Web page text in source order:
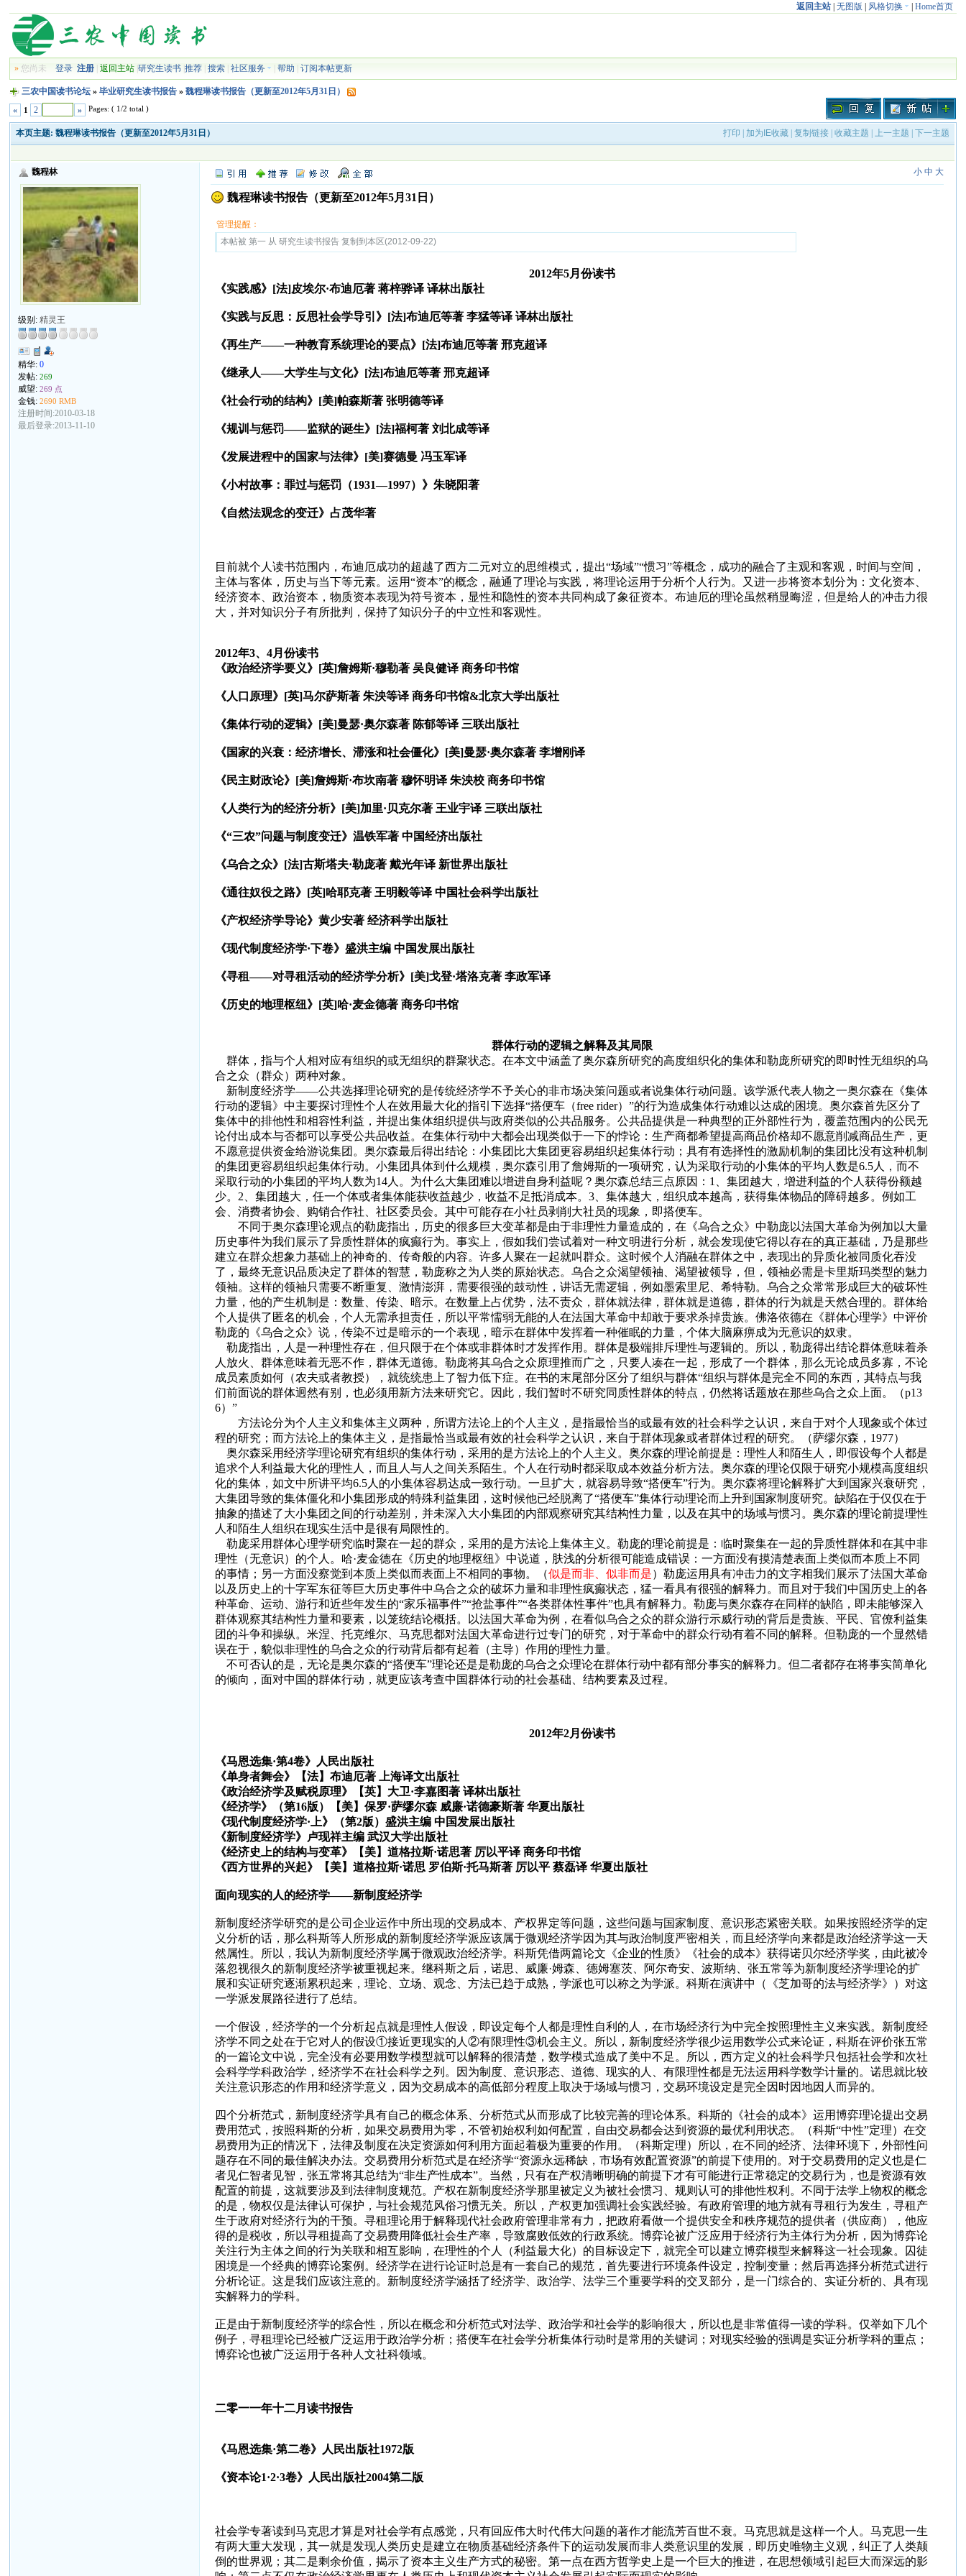
返回主站| 无图版 风格切换 Home首页
» 您尚未登录 注册 |返回主站 |研究生读书 |推荐 |搜索 |社区服务 |帮助 |订阅本帖更新
三农中国读书论坛 »毕业研究生读书报告 »魏程琳读书报告（更新至2012年5月31日）
«
1 2 » Pages: ( 1/2 total )
本页主题: 魏程琳读书报告（更新至2012年5月31日） 打印 加为IE收藏 |复制链接 |收藏主题 |上一主题 |下一主题
魏程林
级别:精灵王
精华:0
发帖:269
威望:269 点
金钱:2690 RMB
注册时间:2010-03-18
最后登录:2013-11-10
小 中 大
魏程琳读书报告（更新至2012年5月31日）
管理提醒：
本帖被 第一 从 研究生读书报告 复制到本区(2012-09-22)
2012年5月份读书
《实践感》[法]皮埃尔·布迪厄著 蒋梓骅译 译林出版社
《实践与反思：反思社会学导引》[法]布迪厄等著 李猛等译 译林出版社
《再生产——一种教育系统理论的要点》[法]布迪厄等著 邢克超译
《继承人——大学生与文化》[法]布迪厄等著 邢克超译
《社会行动的结构》[美]帕森斯著 张明德等译
《规训与惩罚——监狱的诞生》[法]福柯著 刘北成等译
《发展进程中的国家与法律》[美]赛德曼 冯玉军译
《小村故事：罪过与惩罚（1931—1997）》朱晓阳著
《自然法观念的变迁》占茂华著
目前就个人读书范围内，布迪厄成功的超越了西方二元对立的思维模式，提出“场域”“惯习”等概念，成功的融合了主观和客观，时间与空间，
主体与客体，历史与当下等元素。运用“资本”的概念，融通了理论与实践，将理论运用于分析个人行为。又进一步将资本划分为：文化资本、
经济资本、政治资本，物质资本表现为符号资本，显性和隐性的资本共同构成了象征资本。布迪厄的理论虽然稍显晦涩，但是给人的冲击力很
大，并对知识分子有所批判，保持了知识分子的中立性和客观性。
2012年3、 4月份读书
《政治经济学要义》 [英]詹姆斯·穆勒著 吴良健译 商务印书馆
《人口原理》 [英]马尔萨斯著 朱泱等译 商务印书馆&北京大学出版社
《集体行动的逻辑》 [美]曼瑟·奥尔森著 陈郁等译 三联出版社
《国家的兴衰：经济增长、滞涨和社会僵化》 [美]曼瑟·奥尔森著 李增刚译
《民主财政论》 [美]詹姆斯·布坎南著 穆怀明译 朱泱校 商务印书馆
《人类行为的经济分析》 [美]加里·贝克尔著 王业宇译 三联出版社
《“三农”问题与制度变迁》温铁军著 中国经济出版社
《乌合之众》 [法]古斯塔夫·勒庞著 戴光年译 新世界出版社
《通往奴役之路》 [英]哈耶克著 王明毅等译 中国社会科学出版社
《产权经济学导论》黄少安著 经济科学出版社
《现代制度经济学·下卷》盛洪主编 中国发展出版社
《寻租——对寻租活动的经济学分析》 [美]戈登·塔洛克著 李政军译
《历史的地理枢纽》 [英]哈·麦金德著 商务印书馆
群体行动的逻辑之解释及其局限
群体，指与个人相对应有组织的或无组织的群聚状态。在本文中涵盖了奥尔森所研究的高度组织化的集体和勒庞所研究的即时性无组织的乌
合之众（群众）两种对象。
新制度经济学——公共选择理论研究的是传统经济学不予关心的非市场决策问题或者说集体行动问题。该学派代表人物之一奥尔森在《集体
行动的逻辑》中主要探讨理性个人在效用最大化的指引下选择“搭便车（free rider）”的行为造成集体行动难以达成的困境。奥尔森首先区分了
集体中的排他性和相容性利益，并提出集体组织提供与政府类似的公共品服务。公共品提供是一种典型的正外部性行为，覆盖范围内的公民无
论付出成本与否都可以享受公共品收益。在集体行动中大都会出现类似于一下的悖论：生产商都希望提高商品价格却不愿意削减商品生产，更
不愿意提供资金给游说集团。奥尔森最后得出结论：小集团比大集团更容易组织起集体行动；具有有选择性的激励机制的集团比没有这种机制
的集团更容易组织起集体行动。小集团具体到什么规模，奥尔森引用了詹姆斯的一项研究，认为采取行动的小集体的平均人数是6.5人，而不
采取行动的小集团的平均人数为14人。为什么大集团难以增进自身利益呢？奥尔森总结三点原因： 1
、集团越大，增进利益的个人获得份额越
少。 2 、集团越大，任一个体或者集体能获收益越少，收益不足抵消成本。 3、集体越大，组织成本越高，获得集体物品的障碍越多。例如工
会、消费者协会、购销合作社、社区委员会。其中可能存在小社员剥削大社员的现象，即搭便车。
不同于奥尔森理论观点的勒庞指出，历史的很多巨大变革都是由于非理性力量造成的，在《乌合之众》中勒庞以法国大革命为例加以大量
历史事件为我们展示了异质性群体的疯癫行为。事实上，假如我们尝试着对一种文明进行分析，就会发现使它得以存在的真正基础，乃是那些
建立在群众想象力基础上的神奇的、传奇般的内容。许多人聚在一起就叫群众。这时候个人消融在群体之中，表现出的异质化被同质化吞没
了，最终无意识品质决定了群体的智慧，勒庞称之为人类的原始状态。乌合之众渴望领袖、渴望被领导，但，领袖必需是卡里斯玛类型的魅力
领袖。这样的领袖只需要不断重复、激情澎湃，需要很强的鼓动性，讲话无需逻辑，例如墨索里尼、希特勒。乌合之众常常形成巨大的破坏性
力量，他的产生机制是：数量、传染、暗示。在数量上占优势，法不责众，群体就法律，群体就是道德，群体的行为就是天然合理的。群体给
个人提供了匿名的机会，个人无需承担责任，所以平常懦弱无能的人在法国大革命中却敢于要求杀掉贵族。佛洛依德在《群体心理学》中评价
勒庞的《乌合之众》说，传染不过是暗示的一个表现，暗示在群体中发挥着一种催眠的力量，个体大脑麻痹成为无意识的奴隶。
勒庞指出，人是一种理性存在，但只限于在个体或非群体时才发挥作用。群体是极端排斥理性与逻辑的。所以，勒庞得出结论群体意味着杀
人放火、群体意味着无恶不作，群体无道德。勒庞将其乌合之众原理推而广之，只要人凑在一起，形成了一个群体，那么无论成员多寡，不论
成员素质如何（农夫或者教授），就统统患上了智力低下症。在书的末尾部分区分了组织与群体“组织与群体是完全不同的东西，其特点与我
们前面说的群体迥然有别，也必须用新方法来研究它。因此，我们暂时不研究同质性群体的特点，仍然将话题放在那些乌合之众上面。（p13
6）”
方法论分为个人主义和集体主义两种，所谓方法论上的个人主义，是指最恰当的或最有效的社会科学之认识，来自于对个人现象或个体过
程的研究；而方法论上的集体主义，是指最恰当或最有效的社会科学之认识，来自于群体现象或者群体过程的研究。（萨缪尔森， 1977）
奥尔森采用经济学理论研究有组织的集体行动，采用的是方法论上的个人主义。奥尔森的理论前提是：理性人和陌生人，即假设每个人都是
追求个人利益最大化的理性人，而且人与人之间关系陌生。个人在行动时都采取成本效益分析方法。奥尔森的理论仅限于研究小规模高度组织
化的集体，如文中所讲平均6.5人的小集体容易达成一致行动。一旦扩大，就容易导致“搭便车”行为。奥尔森将理论解释扩大到国家兴衰研究，
大集团导致的集体僵化和小集团形成的特殊利益集团，这时候他已经脱离了“搭便车”集体行动理论而上升到国家制度研究。缺陷在于仅仅在于
抽象的描述了大小集团之间的行动差别，并未深入大小集团的内部观察研究其结构性力量，以及在其中的场域与惯习。奥尔森的理论前提理性
人和陌生人组织在现实生活中是很有局限性的。
勒庞采用群体心理学研究临时聚在一起的群众，采用的是方法论上集体主义。勒庞的理论前提是：临时聚集在一起的异质性群体和在其中非
理性（无意识）的个人。哈·麦金德在《历史的地理枢纽》中说道，肤浅的分析很可能造成错误：一方面没有摸清楚表面上类似而本质上不同
的事情；另一方面没察觉到本质上类似而表面上不相同的事物。（似是而非、似非而是）勒庞运用具有冲击力的文字相我们展示了法国大革命
以及历史上的十字军东征等巨大历史事件中乌合之众的破坏力量和非理性疯癫状态，猛一看具有很强的解释力。而且对于我们中国历史上的各
种革命、运动、游行和近些年发生的“家乐福事件”“抢盐事件”“各类群体性事件”也具有解释力。勒庞与奥尔森存在同样的缺陷，即未能够深入
群体观察其结构性力量和要素，以笼统结论概括。以法国大革命为例，在看似乌合之众的群众游行示威行动的背后是贵族、平民、官僚利益集
团的斗争和操纵。米涅、托克维尔、马克思都对法国大革命进行过专门的研究，对于革命中的群众行动有着不同的解释。但勒庞的一个显然错
误在于，貌似非理性的乌合之众的行动背后都有起着（主导）作用的理性力量。
不可否认的是，无论是奥尔森的“搭便车”理论还是是勒庞的乌合之众理论在群体行动中都有部分事实的解释力。但二者都存在将事实简单化
的倾向，面对中国的群体行动，就更应该考查中国群体行动的社会基础、结构要素及过程。
2012年2月份读书
《马恩选集·第4卷》人民出版社
《单身者舞会》【法】布迪厄著
上海译文出版社
《政治经济学及赋税原理》【英】大卫·李嘉图著 译林出版社
《经济学》（第16版）【美】保罗·萨缪尔森 威廉·诺德豪斯著 华夏出版社
《现代制度经济学·上》（第2版）盛洪主编 中国发展出版社
《新制度经济学》卢现祥主编 武汉大学出版社
《经济史上的结构与变革》【美】道格拉斯·诺思著 厉以平译 商务印书馆
《西方世界的兴起》【美】道格拉斯·诺思 罗伯斯·托马斯著 厉以平 蔡磊译 华夏出版社
面向现实的人的经济学——新制度经济学
新制度经济学研究的是公司企业运作中所出现的交易成本、产权界定等问题，这些问题与国家制度、意识形态紧密关联。如果按照经济学的定
义分析的话，那么科斯等人所形成的新制度经济学派应该属于微观经济学因为其与政治制度严密相关，而且经济学向来都是政治经济学这一天
然属性。所以，我认为新制度经济学属于微观政治经济学。科斯凭借两篇论文《企业的性质》《社会的成本》获得诺贝尔经济学奖，由此被冷
落忽视很久的新制度经济学被重视起来。继科斯之后，诺思、威廉·姆森、德姆塞茨、阿尔奇安、波斯纳、张五常等为新制度经济学理论的扩
展和实证研究逐渐累积起来，理论、立场、观念、方法已趋于成熟，学派也可以称之为学派。科斯在演讲中（《芝加哥的法与经济学》）对这
一学派发展路径进行了总结。
一个假设，经济学的一个分析起点就是理性人假设，即设定每个人都是理性自利的人，在市场经济行为中完全按照理性主义来实践。新制度经
济学不同之处在于它对人的假设①接近更现实的人②有限理性③机会主义。所以，新制度经济学很少运用数学公式来论证，科斯在评价张五常
的一篇论文中说，完全没有必要用数学模型就可以解释的很清楚，数学模式造成了美中不足。所以，西方定义的社会科学只包括社会学和次社
会科学学科政治学，经济学不在社会科学之列。因为制度、意识形态、道德、现实的人、有限理性都是无法运用科学数学计量的。诺思就比较
关注意识形态的作用和经济学意义，因为交易成本的高低部分程度上取决于场域与惯习，交易环境设定是完全因时因地因人而异的。
四个分析范式，新制度经济学具有自己的概念体系、分析范式从而形成了比较完善的理论体系。科斯的《社会的成本》运用博弈理论提出交易
费用范式，按照科斯的分析，如果交易费用为零，不管初始权利如何配置，自由交易都会达到资源的最优利用状态。（科斯“中性”定理）在交
易费用为正的情况下，法律及制度在决定资源如何利用方面起着极为重要的作用。（科斯定理）所以，在不同的经济、法律环境下，外部性问
题存在不同的最佳解决办法。交易费用分析范式是在经济学“资源永远稀缺，市场有效配置资源”的前提下使用的。对于交易费用的定义也是仁
者见仁智者见智，张五常将其总结为“非生产性成本”。当然，只有在产权清晰明确的前提下才有可能进行正常稳定的交易行为，也是资源有效
配置的前提，这就要涉及到法律制度规范。产权在新制度经济学那里被定义为被社会惯习、规则认可的排他性权利。不同于法学上物权的概念
的是，物权仅是法律认可保护，与社会规范风俗习惯无关。所以，产权更加强调社会实践经验。有政府管理的地方就有寻租行为发生，寻租产
生于政府对经济行为的干预。寻租理论用于解释现代社会政府管理非常有力，把政府看做一个提供安全和秩序规范的提供者（供应商），他应
得的是税收，所以寻租提高了交易费用降低社会生产率，导致腐败低效的行政系统。博弈论被广泛应用于经济行为主体行为分析，因为博弈论
关注行为主体之间的行为关联和相互影响，在理性的个人（利益最大化）的目标设定下，就完全可以建立博弈模型来解释这一社会现象。囚徒
困境是一个经典的博弈论案例。经济学在进行论证时总是有一套自己的规范，首先要进行环境条件设定，控制变量；然后再选择分析范式进行
分析论证。这是我们应该注意的。新制度经济学涵括了经济学、政治学、法学三个重要学科的交叉部分，是一门综合的、实证分析的、具有现
实解释力的学科。
正是由于新制度经济学的综合性，所以在概念和分析范式对法学、政治学和社会学的影响很大，所以也是非常值得一读的学科。仅举如下几个
例子，寻租理论已经被广泛运用于政治学分析；搭便车在社会学分析集体行动时是常用的关键词；对现实经验的强调是实证分析学科的重点；
博弈论也被广泛运用于各种人文社科领域。
二零一一年十二月读书报告
《马恩选集·第二卷》人民出版社1972版
《资本论1·2·3卷》人民出版社2004第二版
社会学专著读到马克思才算是对社会学有点感觉，只有回应伟大时代伟大问题的著作才能流芳百世不衰。马克思就是这样一个人。马克思一生
有两大重大发现，其一就是发现人类历史是建立在物质基础经济条件下的运动发展而非人类意识里的发展，即历史唯物主义观，纠正了人类颠
倒的世界观；其二是剩余价值，揭示了资本主义生产方式的秘密。第一点在西方哲学史上是一个巨大的推进，在思想领域引起巨大而深远的影